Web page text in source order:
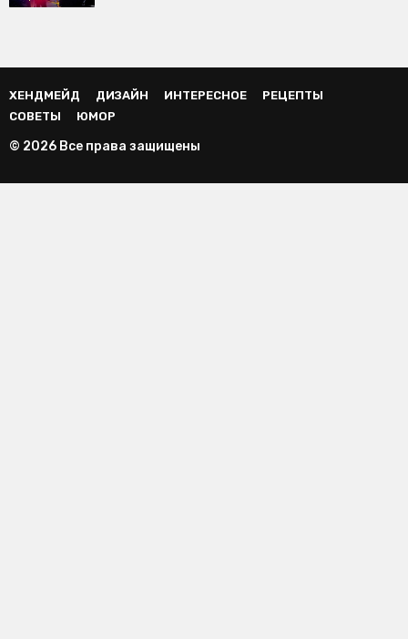
ХЕНДМЕЙД ДИЗАЙН ИНТЕРЕСНОЕ
РЕЦЕПТЫ
СОВЕТЫ
ЮМОР
© 2026 Все права защищены